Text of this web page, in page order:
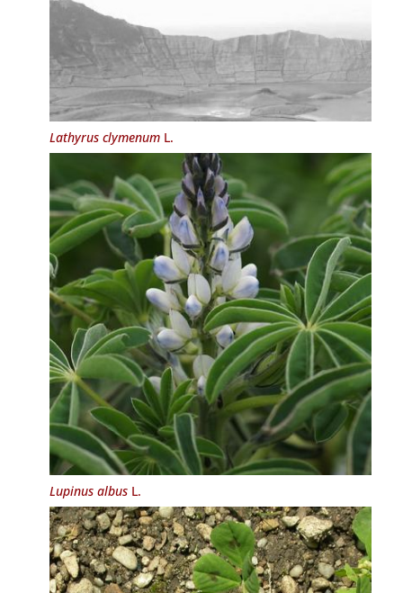
Lathyrus clymenumL.
Lupinus albusL.